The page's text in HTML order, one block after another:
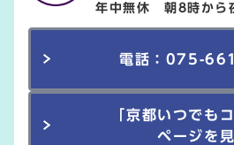
年中無休 朝8時から
電話：075-
「京都いつでも
ページを